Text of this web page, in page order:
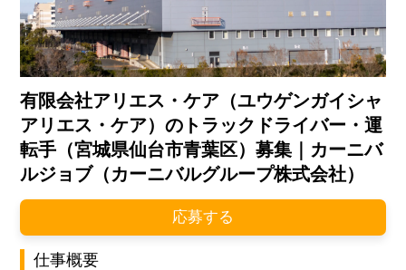
有限会社アリエス・ケア（ユウゲンガイシャ
アリエス・ケア）のトラックドライバー・運
転手（宮城県仙台市青葉区）募集｜カーニバ
ルジョブ（カーニバルグループ株式会社）
応募する
仕事概要